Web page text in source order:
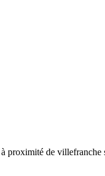
proximité de villefranche